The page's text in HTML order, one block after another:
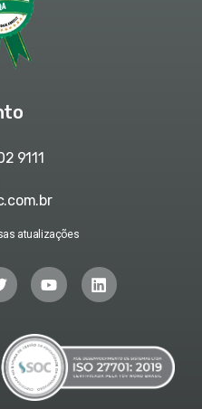
9111
atualizações